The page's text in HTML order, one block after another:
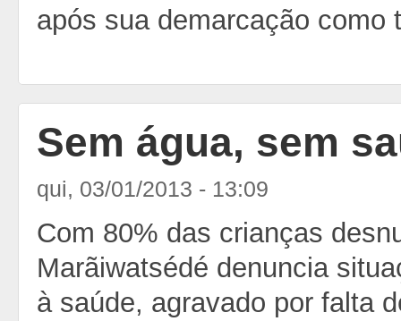
após sua demarcação como
Sem água, sem
qui, 03/01/2013 - 13:09
Com 80% das crianças
Marãiwatsédé denuncia
à saúde, agravado por falta